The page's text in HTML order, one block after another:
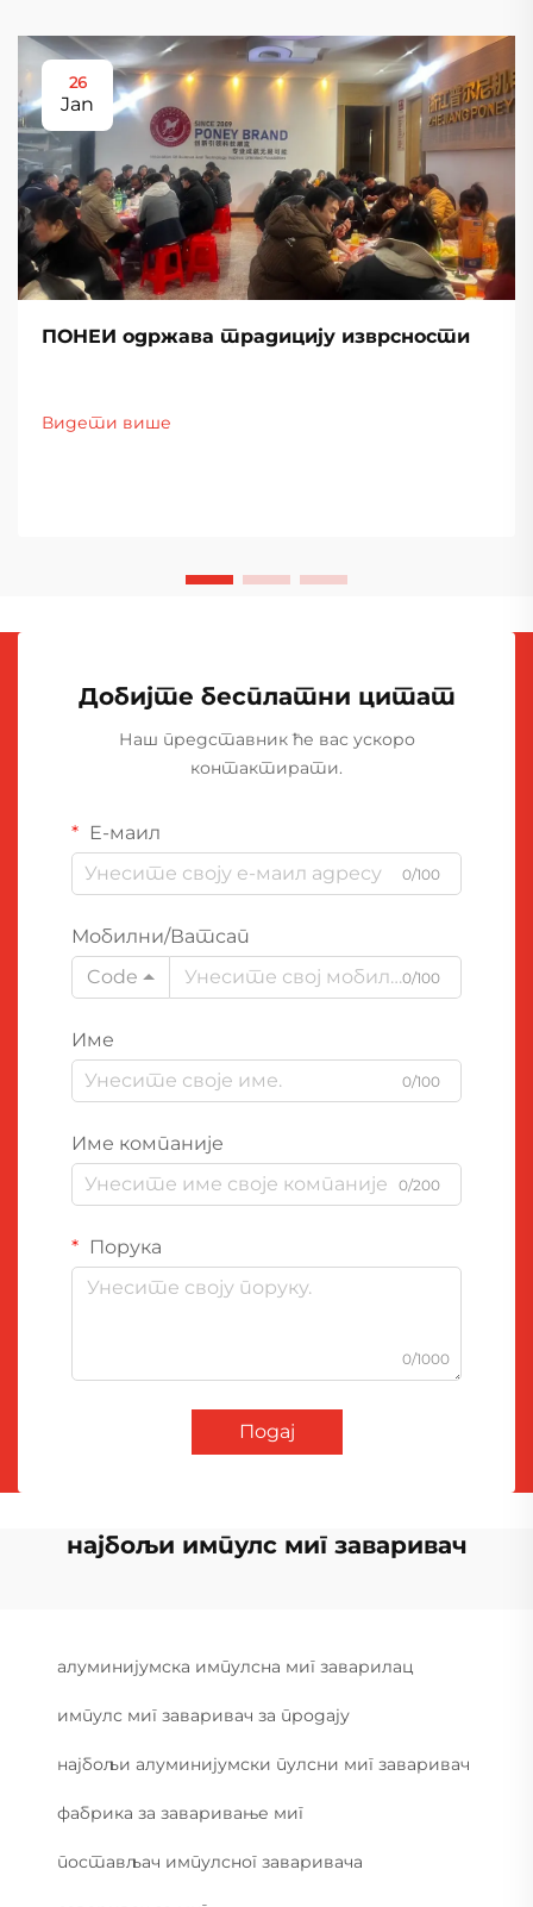
26
Jan
ПОНЕИ одржава традицију изврсности
Видети више
Добијте бесплатни цитат
Наш представник ће вас ускоро
контактирати.
Е-маил
0/100
Мобилни/Ватсап
Code
0/100
Име
0/100
Име компаније
0/200
Порука
0/1000
Подај
најбољи импулс миг заваривач
алуминијумска импулсна миг заварилац
импулс миг заваривач за продају
најбољи алуминијумски пулсни миг заваривач
фабрика за заваривање миг
постављач импулсног заваривача